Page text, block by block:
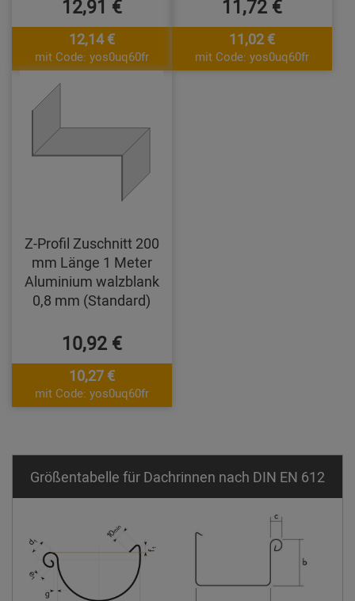
12,91 €
12,14 €
mit Code: yos0uq60fr
11,72 €
11,02 €
mit Code: yos0uq60fr
Z-Profil Zuschnitt 200
mm Länge 1 Meter
Aluminium walzblank
0,8 mm (Standard)
10,92 €
10,27 €
mit Code: yos0uq60fr
Größentabelle für Dachrinnen nach DIN EN 612